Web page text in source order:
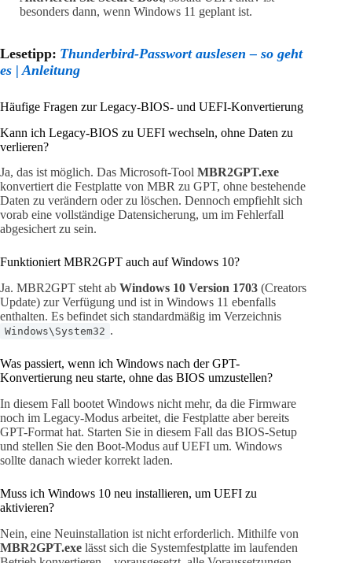
besonders dann, wenn Windows 11 geplant ist.
Lesetipp: Thunderbird-Passwort auslesen – so geht
es | Anleitung
Häufige Fragen zur Legacy-BIOS- und UEFI-Konvertierung
Kann ich Legacy-BIOS zu UEFI wechseln, ohne Daten zu
verlieren?
Ja, das ist möglich. Das Microsoft-Tool MBR2GPT.exe
konvertiert die Festplatte von MBR zu GPT, ohne bestehende
Daten zu verändern oder zu löschen. Dennoch empfiehlt sich
vorab eine vollständige Datensicherung, um im Fehlerfall
abgesichert zu sein.
Funktioniert MBR2GPT auch auf Windows 10?
Ja. MBR2GPT steht ab Windows 10 Version 1703 (Creators
Update) zur Verfügung und ist in Windows 11 ebenfalls
enthalten. Es befindet sich standardmäßig im Verzeichnis
Windows\System32 .
Was passiert, wenn ich Windows nach der GPT-
Konvertierung neu starte, ohne das BIOS umzustellen?
In diesem Fall bootet Windows nicht mehr, da die Firmware
noch im Legacy-Modus arbeitet, die Festplatte aber bereits
GPT-Format hat. Starten Sie in diesem Fall das BIOS-Setup
und stellen Sie den Boot-Modus auf UEFI um. Windows
sollte danach wieder korrekt laden.
Muss ich Windows 10 neu installieren, um UEFI zu
aktivieren?
Nein, eine Neuinstallation ist nicht erforderlich. Mithilfe von
MBR2GPT.exe lässt sich die Systemfestplatte im laufenden